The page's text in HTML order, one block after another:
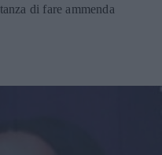
di fare ammenda